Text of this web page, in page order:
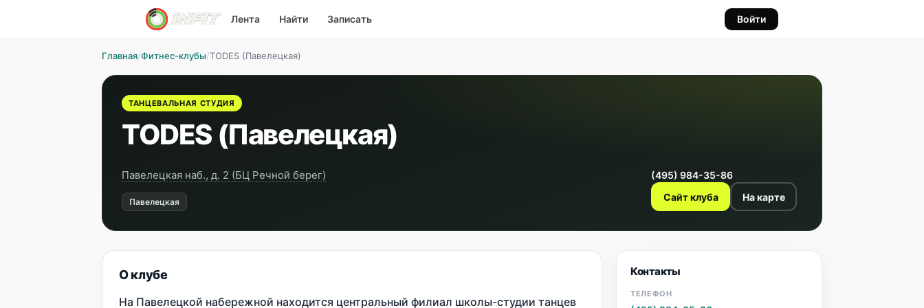
Лента Найти Записать Войти
Главная/Фитнес-клубы/TODES (Павелецкая)
ТАНЦЕВАЛЬНАЯ СТУДИЯ
TODES (Павелецкая)
Павелецкая наб., д. 2 (БЦ Речной берег)
Павелецкая
(495) 984-35-86
Сайт клуба
На карте
О клубе
На Павелецкой набережной находится центральный филиал школы-студии танцев
Контакты
ТЕЛЕФОН